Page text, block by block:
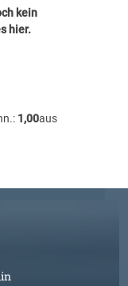
kein
hier.
1,00aus